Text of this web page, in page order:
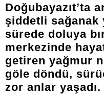
Doğubayazıt’ta
şiddetli sağanak
sürede doluya
merkezinde
getiren yağmur
göle döndü,
zor anlar yaşadı.